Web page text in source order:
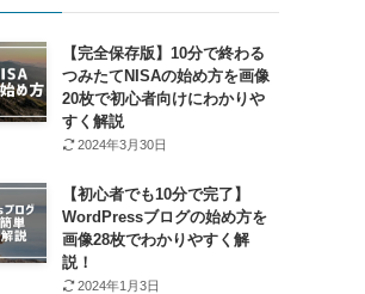
【完全保存版】10分で終わる
つみたてNISAの始め方を画像
20枚で初心者向けにわかりや
すく解説
2024年3月30日
【初心者でも10分で完了】
WordPressブログの始め方を
画像28枚でわかりやすく解
説！
2024年1月3日